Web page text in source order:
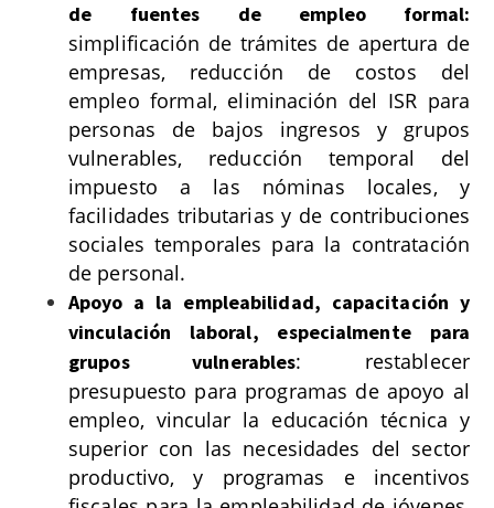
de fuentes de empleo formal:
simplificación de trámites de apertura de
empresas, reducción de costos del
empleo formal, eliminación del ISR para
personas de bajos ingresos y grupos
vulnerables, reducción temporal del
impuesto a las nóminas locales, y
facilidades tributarias y de contribuciones
sociales temporales para la contratación
de personal.
Apoyo a la empleabilidad, capacitación y
vinculación laboral, especialmente para
grupos vulnerables: restablecer
presupuesto para programas de apoyo al
empleo, vincular la educación técnica y
superior con las necesidades del sector
productivo, y programas e incentivos